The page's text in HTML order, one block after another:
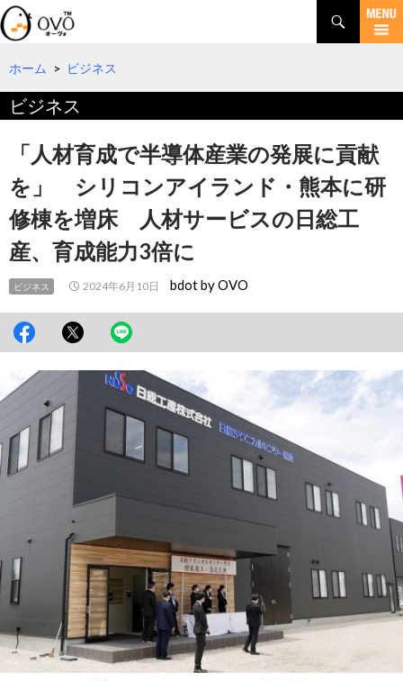
検
索
コ
テ
へ
ホーム > ビジネス
ビジネス
「人材育成で半導体産業の発展に貢献
を」 シリコンアイランド・熊本に研
修棟を増床 人材サービスの日総工
産、育成能力3倍に
ビジネス 2024年6月10日 bdot by OVO